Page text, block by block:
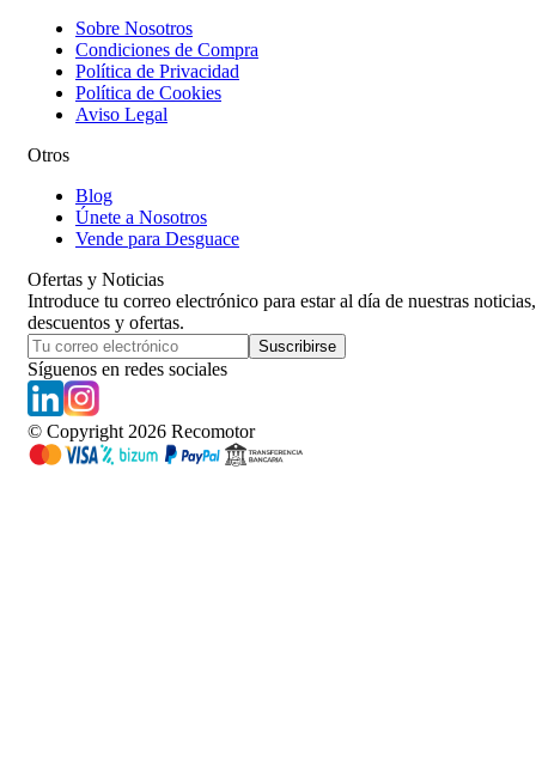
Sobre Nosotros
Condiciones de Compra
Política de Privacidad
Política de Cookies
Aviso Legal
Otros
Blog
Únete a Nosotros
Vende para Desguace
Ofertas y Noticias
Introduce tu correo electrónico para estar al día de nuestras noticias,
descuentos y ofertas.
Suscribirse
Síguenos en redes sociales
© Copyright 2026 Recomotor